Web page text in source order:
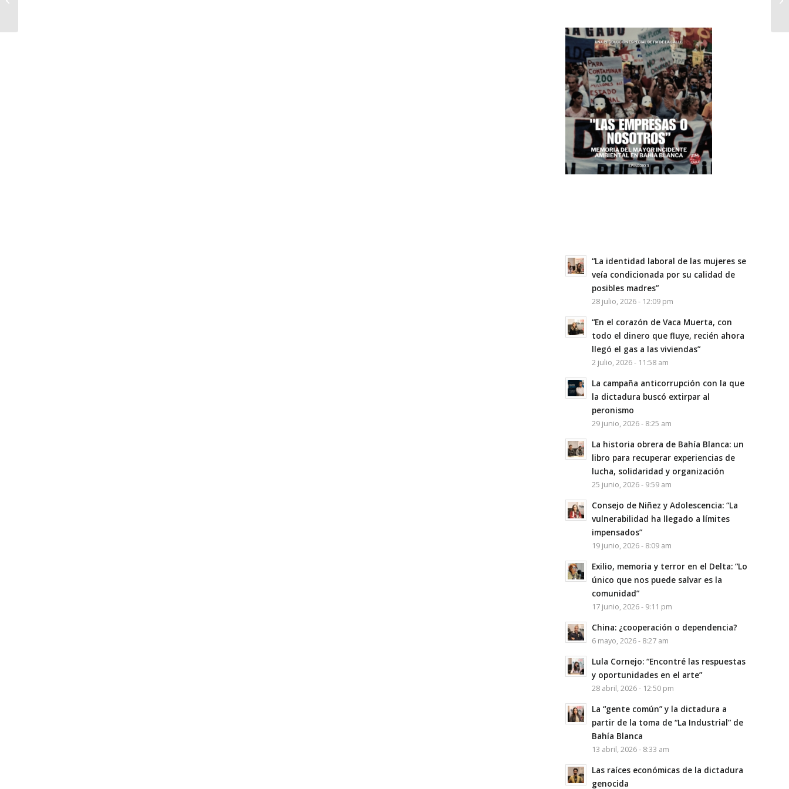
“La identidad laboral de las mujeres se
veía condicionada por su calidad de
posibles madres”
28 julio, 2026 - 12:09 pm
“En el corazón de Vaca Muerta, con
todo el dinero que fluye, recién ahora
llegó el gas a las viviendas”
2 julio, 2026 - 11:58 am
La campaña anticorrupción con la que
la dictadura buscó extirpar al
peronismo
29 junio, 2026 - 8:25 am
La historia obrera de Bahía Blanca: un
libro para recuperar experiencias de
lucha, solidaridad y organización
25 junio, 2026 - 9:59 am
Consejo de Niñez y Adolescencia: “La
vulnerabilidad ha llegado a límites
impensados”
19 junio, 2026 - 8:09 am
Exilio, memoria y terror en el Delta: “Lo
único que nos puede salvar es la
comunidad”
17 junio, 2026 - 9:11 pm
China: ¿cooperación o dependencia?
6 mayo, 2026 - 8:27 am
Lula Cornejo: “Encontré las respuestas
y oportunidades en el arte”
28 abril, 2026 - 12:50 pm
La “gente común” y la dictadura a
partir de la toma de “La Industrial” de
Bahía Blanca
13 abril, 2026 - 8:33 am
Las raíces económicas de la dictadura
genocida